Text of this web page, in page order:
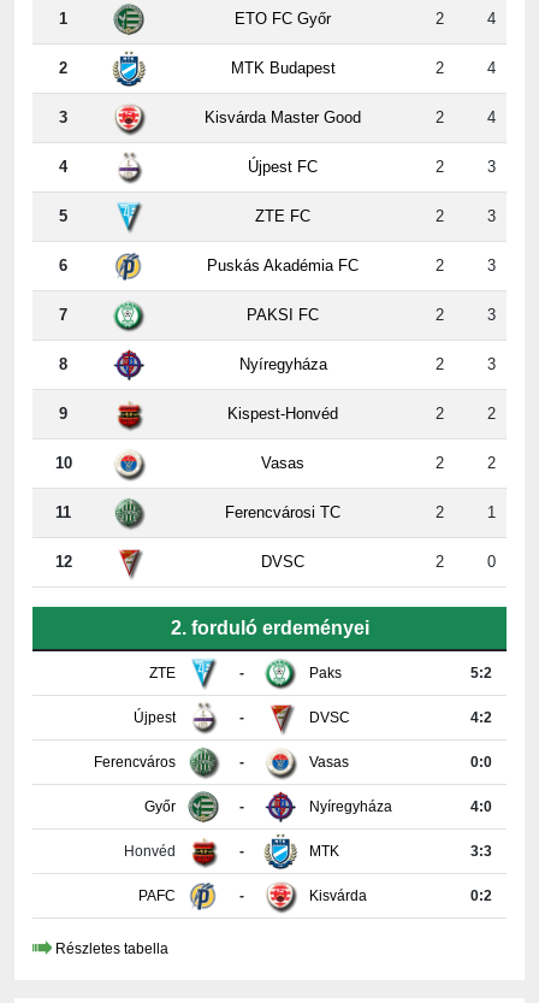
2 MTK Budapest 2 4
3 Kisvárda Master Good 2 4
4 Újpest FC 2 3
5 ZTE FC 2 3
6 Puskás Akadémia FC 2 3
7 PAKSI FC 2 3
8 Nyíregyháza 2 3
9 Kispest-Honvéd 2 2
10 Vasas 2 2
11 Ferencvárosi TC 2 1
12 DVSC 2 0
ZTE - Paks
Újpest DVSC 4:2
Ferencváros Vasas 0:0
Győr Nyíregyháza 4:0
Honvéd MTK 3:3
PAFC Kisvárda 0:2
Részletes tabella